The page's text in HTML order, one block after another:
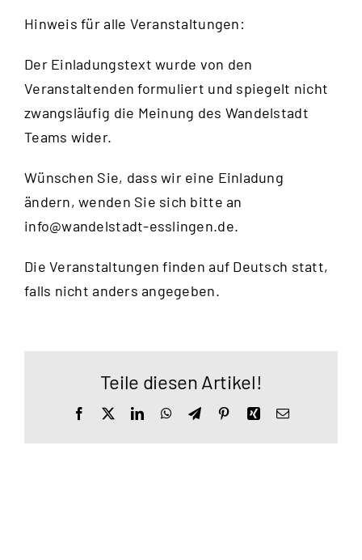
Hinweis für alle Veranstaltungen:
Der Einladungstext wurde von den
Veranstaltenden formuliert und spiegelt nicht
zwangsläufig die Meinung des Wandelstadt
Teams wider.
Wünschen Sie, dass wir eine Einladung
ändern, wenden Sie sich bitte an
info@wandelstadt-esslingen.de.
Die Veranstaltungen finden auf Deutsch statt,
falls nicht anders angegeben.
Teile diesen Artikel!
Facebook LinkedInWhatsApp
TelegramPinterestXingE-